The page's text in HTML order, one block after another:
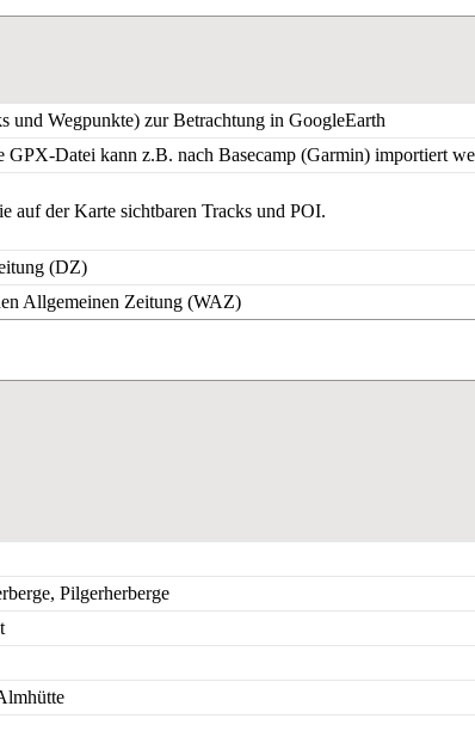
Wegpunkte) zur Betrachtung in GoogleEarth
Datei kann z.B. nach Basecamp (Garmin) importiert
auf der Karte sichtbaren Tracks und POI.
(DZ)
Allgemeinen Zeitung (WAZ)
Pilgerherberge